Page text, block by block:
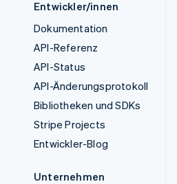
Entwickler/innen
Dokumentation
API-Referenz
API-Status
API-Änderungsprotokoll
Bibliotheken und SDKs
Stripe Projects
Entwickler-Blog
Unternehmen